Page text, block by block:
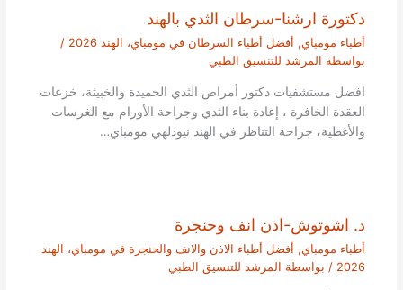
دكتورة ارشنا-سرطان الثدي بالهند
أطباء مومباي, أفضل أطباء السرطان في مومباي، الهند 2026
/
بواسطة المرشد للتنسيق الطبي
افضل مستشفيات دكتور أمراض الثدي الحميدة والخبيثة، خزعات
العقدة الخافرة ، إعادة بناء الثدي وجراحة الأورام مع الغرسات
والأغطية، جراحة التناظر في الهند نيودلهي مومباي…
د. اشوتوش-اذن انف وحنجرة
أطباء مومباي, أفضل أطباء الاذن والانف والحنجرة في مومباي، الهند
2026 / بواسطة المرشد للتنسيق الطبي